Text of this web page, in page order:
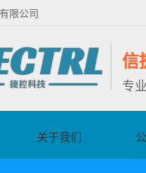
限公司
信
专
关于我们